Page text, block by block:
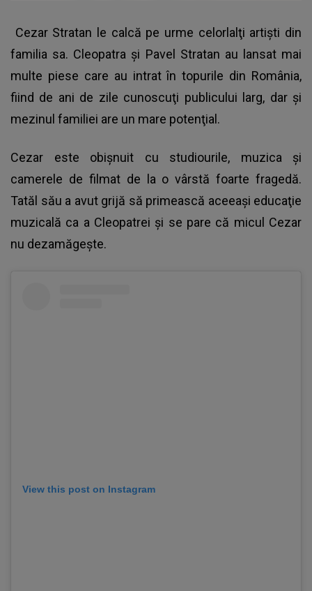
Cezar Stratan le calcă pe urme celorlalţi artişti din
familia sa. Cleopatra şi Pavel Stratan au lansat mai
multe piese care au intrat în topurile din România,
fiind de ani de zile cunoscuţi publicului larg, dar şi
mezinul familiei are un mare potenţial.
Cezar este obişnuit cu studiourile, muzica şi
camerele de filmat de la o vârstă foarte fragedă.
Tatăl său a avut grijă să primească aceeaşi educaţie
muzicală ca a Cleopatrei şi se pare că micul Cezar
nu dezamăgeşte.
View this post on Instagram